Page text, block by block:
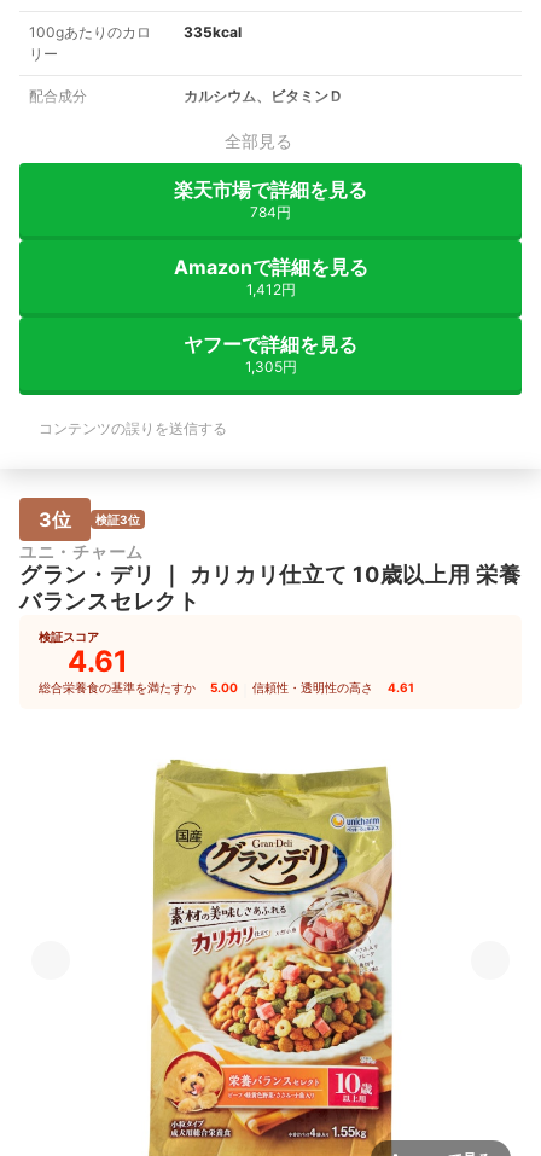
100gあたりのカロ
リー
335kcal
配合成分 カルシウム、ビタミンＤ
全部見る
楽天市場で詳細を見る
784円
Amazonで詳細を見る
1,412円
ヤフーで詳細を見る
1,305円
コンテンツの誤りを送信する
3位 検証3位
ユニ・チャーム
グラン・デリ
カリカリ仕立て 10歳以上用 栄養
バランスセレクト
検証スコア
4.61
総合栄養食の基準を満たすか 5.00 信頼性・透明性の高さ 4.61